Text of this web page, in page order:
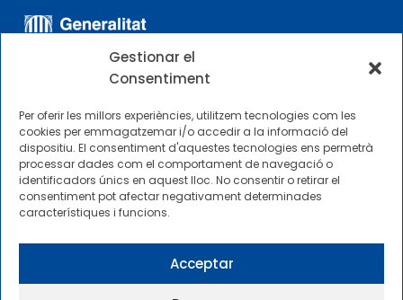
Gestionar el
Consentiment
Per oferir les millors experiències, utilitzem tecnologies com les
cookies per emmagatzemar i/o accedir a la informació del
dispositiu. El consentiment d'aquestes tecnologies ens permetrà
processar dades com el comportament de navegació o
identificadors únics en aquest lloc. No consentir o retirar el
consentiment pot afectar negativament determinades
característiques i funcions.
Acceptar
ALTRES ENLLAÇOS
Perfil del contractista